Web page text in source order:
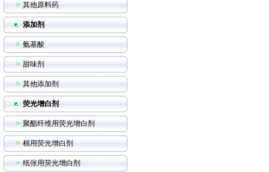
其他原料药
添加剂
氨基酸
甜味剂
其他添加剂
荧光增白剂
聚酯纤维用荧光增白剂
棉用荧光增白剂
纸张用荧光增白剂